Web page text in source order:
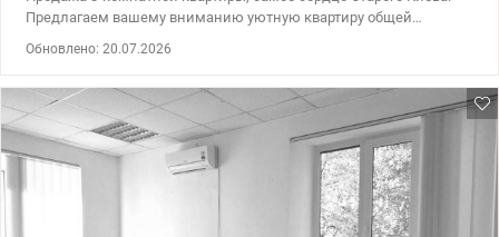
Предлагаем вашему вниманию уютную квартиру общей
Майданом Независимости. Особенности квартиры: • Высокие
3,85м потолки и большие окна дарят максимум света и
пространства, создавая чувство открытости и воздушности. •
Свежий косметический ремонт – квартира готова к
проживанию. • Качественный паркет в комнатах – сочетание
тепла, стиля и долговечности. • Рациональная планировка: три
отдельные комнаты, просторная кухня с необходимой бытовой
Обновлено: 20.07.2026